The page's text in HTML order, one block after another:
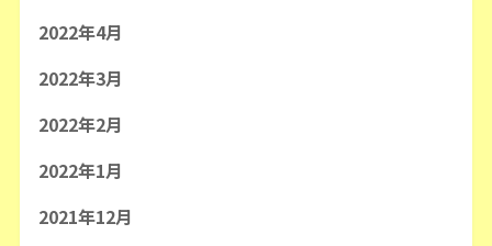
2022年4月
2022年3月
2022年2月
2022年1月
2021年12月